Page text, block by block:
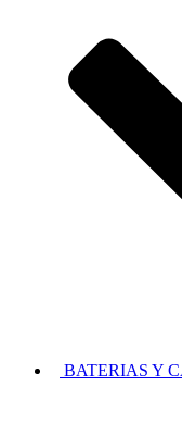
BATERIAS Y